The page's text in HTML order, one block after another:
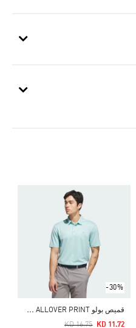
-30%
ق
ميص بولو CORE ALLOVER PRINT
Price Reduced From
KD 16.75
To KD 11.72
Price Reduced From